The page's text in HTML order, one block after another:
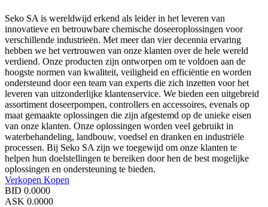
Seko SA is wereldwijd erkend als leider in het leveren van
innovatieve en betrouwbare chemische doseeroplossingen voor
verschillende industrieën. Met meer dan vier decennia ervaring
hebben we het vertrouwen van onze klanten over de hele wereld
verdiend. Onze producten zijn ontworpen om te voldoen aan de
hoogste normen van kwaliteit, veiligheid en efficiëntie en worden
ondersteund door een team van experts die zich inzetten voor het
leveren van uitzonderlijke klantenservice. We bieden een uitgebreid
assortiment doseerpompen, controllers en accessoires, evenals op
maat gemaakte oplossingen die zijn afgestemd op de unieke eisen
van onze klanten. Onze oplossingen worden veel gebruikt in
waterbehandeling, landbouw, voedsel en dranken en industriële
processen. Bij Seko SA zijn we toegewijd om onze klanten te
helpen hun doelstellingen te bereiken door hen de best mogelijke
oplossingen en ondersteuning te bieden.
Verkopen Kopen
BID 0.0000
ASK 0.0000